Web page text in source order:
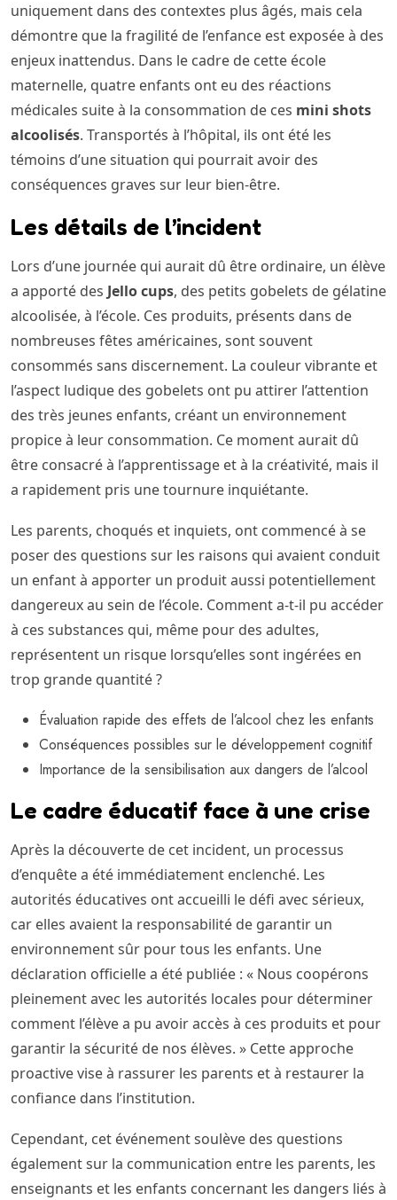
uniquement dans des contextes plus âgés, mais cela
démontre que la fragilité de l’enfance est exposée à des
enjeux inattendus. Dans le cadre de cette école
maternelle, quatre enfants ont eu des réactions
médicales suite à la consommation de ces mini shots
alcoolisés. Transportés à l’hôpital, ils ont été les
témoins d’une situation qui pourrait avoir des
conséquences graves sur leur bien-être.
Les détails de l’incident
Lors d’une journée qui aurait dû être ordinaire, un élève
a apporté des Jello cups, des petits gobelets de gélatine
alcoolisée, à l’école. Ces produits, présents dans de
nombreuses fêtes américaines, sont souvent
consommés sans discernement. La couleur vibrante et
l’aspect ludique des gobelets ont pu attirer l’attention
des très jeunes enfants, créant un environnement
propice à leur consommation. Ce moment aurait dû
être consacré à l’apprentissage et à la créativité, mais il
a rapidement pris une tournure inquiétante.
Les parents, choqués et inquiets, ont commencé à se
poser des questions sur les raisons qui avaient conduit
un enfant à apporter un produit aussi potentiellement
dangereux au sein de l’école. Comment a-t-il pu accéder
à ces substances qui, même pour des adultes,
représentent un risque lorsqu’elles sont ingérées en
trop grande quantité ?
Évaluation rapide des effets de l’alcool chez les enfants
Conséquences possibles sur le développement cognitif
Importance de la sensibilisation aux dangers de l’alcool
Le cadre éducatif face à une crise
Après la découverte de cet incident, un processus
d’enquête a été immédiatement enclenché. Les
autorités éducatives ont accueilli le défi avec sérieux,
car elles avaient la responsabilité de garantir un
environnement sûr pour tous les enfants. Une
déclaration officielle a été publiée : « Nous coopérons
pleinement avec les autorités locales pour déterminer
comment l’élève a pu avoir accès à ces produits et pour
garantir la sécurité de nos élèves. » Cette approche
proactive vise à rassurer les parents et à restaurer la
confiance dans l’institution.
Cependant, cet événement soulève des questions
également sur la communication entre les parents, les
enseignants et les enfants concernant les dangers liés à